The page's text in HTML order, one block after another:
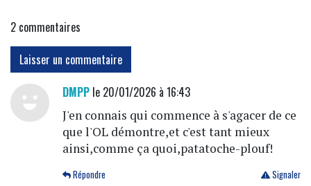
2 commentaires
Laisser un commentaire
DMPPle 20/01/2026 à 16:43
J'en connais qui commence à s'agacer de ce
que l'OL démontre,et c'est tant mieux
ainsi,comme ça quoi,patatoche-plouf!
Signaler
Répondre